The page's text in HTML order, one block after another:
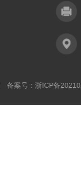
备案号： 浙ICP备